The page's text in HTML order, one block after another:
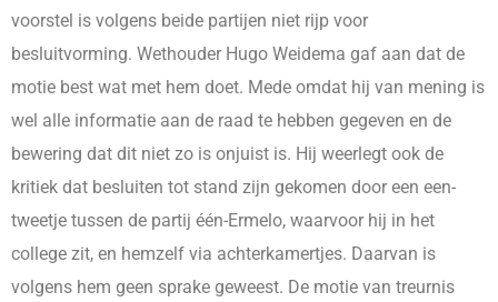
voorstel is volgens beide partijen niet rijp voor
besluitvorming. Wethouder Hugo Weidema gaf aan dat de
motie best wat met hem doet. Mede omdat hij van mening is
wel alle informatie aan de raad te hebben gegeven en de
bewering dat dit niet zo is onjuist is. Hij weerlegt ook de
kritiek dat besluiten tot stand zijn gekomen door een een-
tweetje tussen de partij één-Ermelo, waarvoor hij in het
college zit, en hemzelf via achterkamertjes. Daarvan is
volgens hem geen sprake geweest. De motie van treurnis